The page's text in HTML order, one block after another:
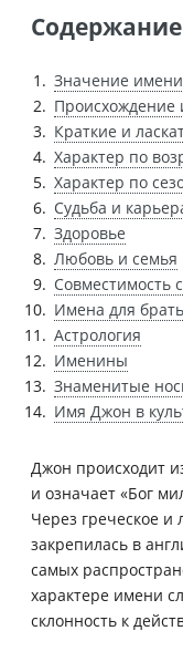
Содержание
Значение
Происхождение
Краткие и
Характер по
Характер по
Судьба и
Здоровье
Любовь и семья
Совместимость
Имена для
Астрология
Именины
Знаменитые
Имя Джон в
Джон происходит
и означает «Бог
Через греческое и
закрепилась в
самых
характере имени
склонность к